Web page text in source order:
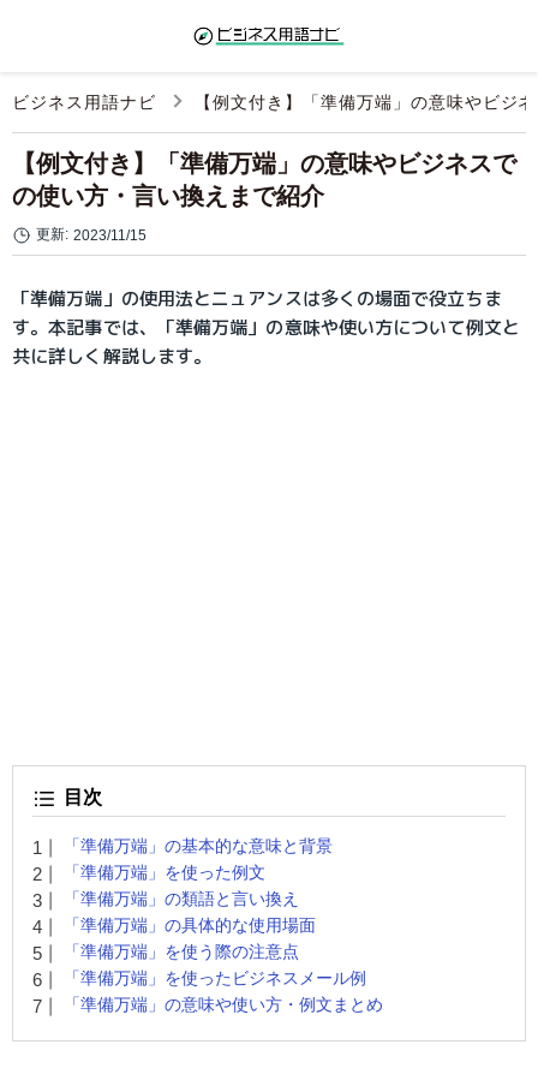
ビジネス用語ナビ 【例文付き】「準備万端」の意味やビジ
【例文付き】「準備万端」の意味やビジネスで
の使い方・言い換えまで紹介
更新: 2023/11/15
「準備万端」の使用法とニュアンスは多くの場面で役立ちま
す。本記事では、「準備万端」の意味や使い方について例文と
共に詳しく解説します。
目次
「準備万端」の基本的な意味と背景
「準備万端」を使った例文
「準備万端」の類語と言い換え
「準備万端」の具体的な使用場面
「準備万端」を使う際の注意点
「準備万端」を使ったビジネスメール例
「準備万端」の意味や使い方・例文まとめ